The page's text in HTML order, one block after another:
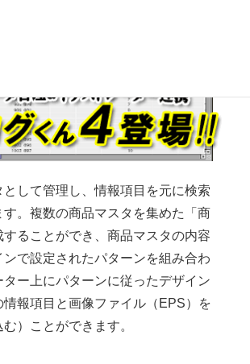
して管理し、情報項目を元に検索
。複数の商品マスタを集めた「商
ることができ、商品マスタの内容
ンで設定されたパターンを組み合わ
ー上にパターンに従ったデザイン
情報項目と画像ファイル（EPS）を
）ことができます。